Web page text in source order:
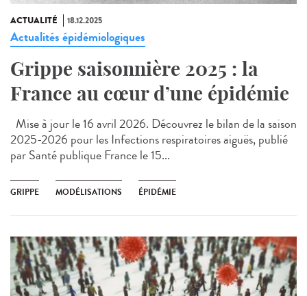
ACTUALITÉ 18.12.2025
Actualités épidémiologiques
Grippe saisonnière 2025 : la
France au cœur d’une épidémie
Mise à jour le 16 avril 2026. Découvrez le bilan de la saison
2025-2026 pour les Infections respiratoires aiguës, publié
par Santé publique France le 15...
GRIPPE MODÉLISATIONS ÉPIDÉMIE